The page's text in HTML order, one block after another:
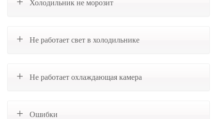
Холодильник не морозит
Не работает свет в холодильнике
Не работает охлаждающая камера
Ошибки